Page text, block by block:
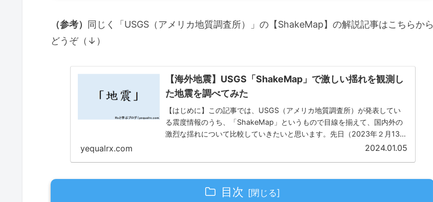
（参考）
同じく「USGS（アメリカ地質調査所）」の【ShakeMap】の解説記事はこちらから
どうぞ（↓）
【海外地震】USGS「ShakeMap」で激しい揺れを観測し
た地震を調べてみた
【はじめに】この記事では、USGS（アメリカ地質調査所）が発表してい
る震度情報のうち、「ShakeMap」というもので目線を揃えて、国内外の
激烈な揺れについて比較していきたいと思います。先日（2023年２月13
yequalrx.com 2024.01.05
目次